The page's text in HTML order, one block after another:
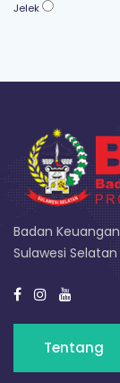
Jelek
Badan
Sulawesi Selatan
Tentang